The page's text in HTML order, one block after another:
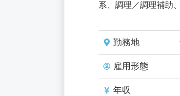
系、調理／調理補助
勤務地
雇用形態
年収